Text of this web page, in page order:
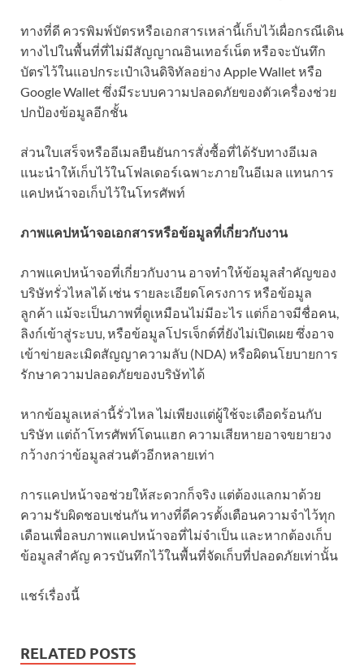
ทางที่ดี ควรพิมพ์บัตรหรือเอกสารเหล่านี้เก็บไว้เผื่อกรณีเดิน
ทางไปในพื้นที่ที่ไม่มีสัญญาณอินเทอร์เน็ต หรือจะบันทึก
บัตรไว้ในแอปกระเป๋าเงินดิจิทัลอย่าง Apple Wallet หรือ
Google Wallet ซึ่งมีระบบความปลอดภัยของตัวเครื่องช่วย
ปกป้องข้อมูลอีกชั้น
ส่วนใบเสร็จหรืออีเมลยืนยันการสั่งซื้อที่ได้รับทางอีเมล
แนะนำให้เก็บไว้ในโฟลเดอร์เฉพาะภายในอีเมล แทนการ
แคปหน้าจอเก็บไว้ในโทรศัพท์
ภาพแคปหน้าจอเอกสารหรือข้อมูลที่เกี่ยวกับงาน
ภาพแคปหน้าจอที่เกี่ยวกับงาน อาจทำให้ข้อมูลสำคัญของ
บริษัทรั่วไหลได้ เช่น รายละเอียดโครงการ หรือข้อมูล
ลูกค้า แม้จะเป็นภาพที่ดูเหมือนไม่มีอะไร แต่ก็อาจมีชื่อคน,
ลิงก์เข้าสู่ระบบ, หรือข้อมูลโปรเจ็กต์ที่ยังไม่เปิดเผย ซึ่งอาจ
เข้าข่ายละเมิดสัญญาความลับ (NDA) หรือผิดนโยบายการ
รักษาความปลอดภัยของบริษัทได้
หากข้อมูลเหล่านี้รั่วไหล ไม่เพียงแต่ผู้ใช้จะเดือดร้อนกับ
บริษัท แต่ถ้าโทรศัพท์โดนแฮก ความเสียหายอาจขยายวง
กว้างกว่าข้อมูลส่วนตัวอีกหลายเท่า
การแคปหน้าจอช่วยให้สะดวกก็จริง แต่ต้องแลกมาด้วย
ความรับผิดชอบเช่นกัน ทางที่ดีควรตั้งเตือนความจำไว้ทุก
เดือนเพื่อลบภาพแคปหน้าจอที่ไม่จำเป็น และหากต้องเก็บ
ข้อมูลสำคัญ ควรบันทึกไว้ในพื้นที่จัดเก็บที่ปลอดภัยเท่านั้น
แชร์เรื่องนี้
RELATED POSTS